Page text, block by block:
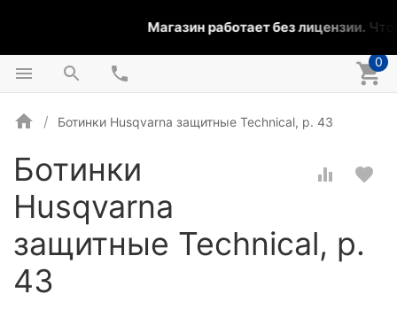
Магазин работает без лицензии.
0
Ботинки Husqvarna защитные Technical, р. 43
Ботинки
Husqvarna
защитные Technical, р.
43